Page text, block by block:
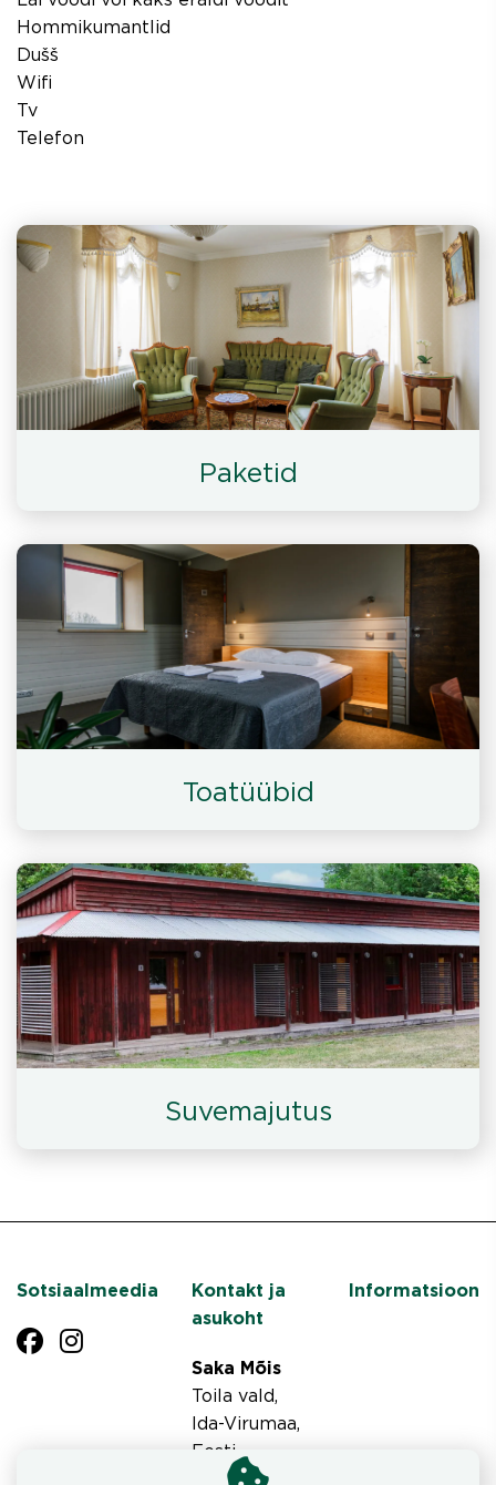
Hommikumantlid
Dušš
Wifi
Tv
Telefon
Paketid
Toatüübid
Suvemajutus
Informatsioon
Kontakt ja
asukoht
Saka Mõis
Toila vald,
Ida-Virumaa,
Eesti
Tel +372 3364
Sotsiaalmeedia